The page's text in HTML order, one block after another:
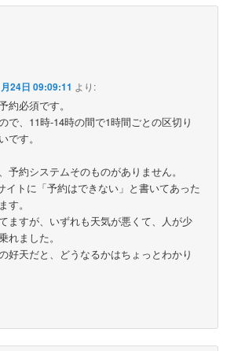
24日 09:09:11 より:
約必須です。
で、11時-14時の間で1時間ごとの区切り
です。
予約システムそのものがありません。
イトに「予約はできない」と書いてあった
す。
ますが、いずれも天気が悪くて、人が少
れました。
好天だと、どうなるかはちょっとわかり